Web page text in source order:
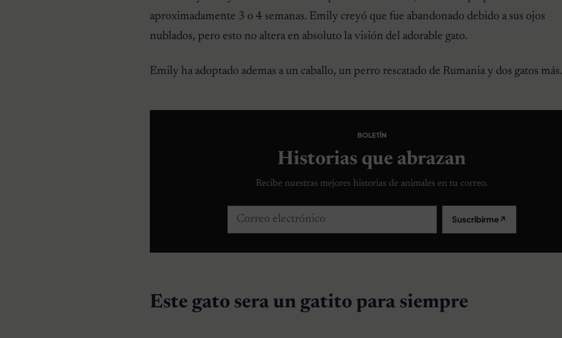
aproximadamente 3 o 4 semanas. Emily creyó que fue abandonado debido a sus ojos
nublados, pero esto no altera en absoluto la visión del adorable gato.
Emily ha adoptado ademas a un caballo, un perro rescatado de Rumania y dos gatos más.
BOLETÍN
Historias que abrazan
Recibe nuestras mejores historias de animales en tu correo.
Correo electrónico Suscribirme↗
Este gato sera un gatito para siempre